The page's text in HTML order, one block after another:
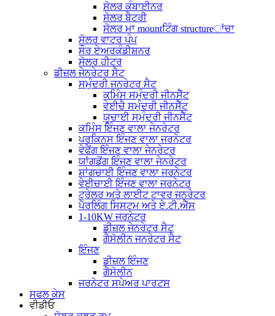
ਸੋਲਰ ਕੰਬਾਈਨਰ
ਸੋਲਰ ਬੈਟਰੀ
ਸੋਲਰ ਮਾ mountਟਿੰਗ structureਾਂਚਾ
ਸੋਲਰ ਵਾਟਰ ਪੰਪ
ਸੌਰ ਏਅਰਕੰਡੀਸ਼ਨਰ
ਸੋਲਰ ਹੀਟਰ
ਡੀਜ਼ਲ ਜੇਨਰੇਟਰ ਸੈਟ
ਸਮੁੰਦਰੀ ਜਨਰੇਟਰ ਸੈਟ
ਕਮਿੰਸ ਸਮੁੰਦਰੀ ਜੀਨਸੈੱਟ
ਵੇਈਚੈ ਸਮੁੰਦਰੀ ਜੀਨਸੈੱਟ
ਯੂਚਾਈ ਸਮੁੰਦਰੀ ਜੀਨਸੈੱਟ
ਕਮਿੰਸ ਇੰਜਣ ਵਾਲਾ ਜੇਨਰੇਟਰ
ਪਰਕਿਨਸ ਇੰਜਣ ਵਾਲਾ ਜਰਨੇਟਰ
ਵੇਫੈਂਗ ਇੰਜਣ ਵਾਲਾ ਜੇਨਰੇਟਰ
ਯਾਂਗਡੋਂਗ ਇੰਜਣ ਵਾਲਾ ਜੇਨਰੇਟਰ
ਸ਼ਾਂਗਚਾਈ ਇੰਜਣ ਵਾਲਾ ਜਰਨੇਟਰ
ਵੇਈਚਾਈ ਇੰਜਣ ਵਾਲਾ ਜਰਨੇਟਰ
ਟ੍ਰੇਲਰ ਅਤੇ ਲਾਈਟ ਟਾਵਰ ਜਨਰੇਟਰ
ਪੈਰਲਿੰਗ ਸਿਸਟਮ ਅਤੇ ਏ.ਟੀ.ਐੱਸ
1-10KW ਜਰਨੇਟਰ
ਡੀਜ਼ਲ ਜੇਨਰੇਟਰ ਸੈਟ
ਗੈਸੋਲੀਨ ਜਨਰੇਟਰ ਸੈਟ
ਇੰਜਣ
ਡੀਜ਼ਲ ਇੰਜਣ
ਗੈਸੋਲੀਨ
ਜਰਨੇਟਰ ਸਪੇਅਰ ਪਾਰਟਸ
ਸਫਲ ਕੇਸ
ਵੀਡੀਓ